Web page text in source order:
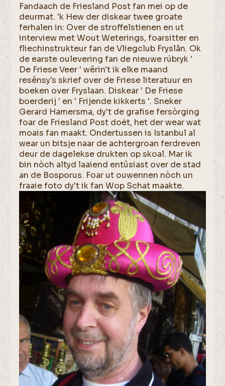
Fandaach de Friesland Post fan mei op de
deurmat. 'k Hew der diskear twee groate
ferhalen in: Over de stroffelstienen en ut
interview met Wout Weterings, foarsitter en
fliechinstrukteur fan de Vliegclub Fryslân. Ok
de earste oulevering fan de nieuwe rúbryk '
De Friese Veer ' wêrin't ik elke maand
resênsy's skrief over de Friese literatuur en
boeken over Fryslaan. Diskear ' De Friese
boerderij ' en ' Frijende kikkerts '. Sneker
Gerard Hamersma, dy't de grafise fersòrging
foar de Friesland Post doët, het der wear wat
moais fan maakt. Ondertussen is Istanbul al
wear un bitsje naar de achtergroan ferdreven
deur de dagelekse drukten op skoal. Mar ik
bin nòch altyd laaiend entûsiast over de stad
an de Bosporus. Foar ut ouwennen nòch un
fraaie foto dy't ik fan Wop Schat maakte.